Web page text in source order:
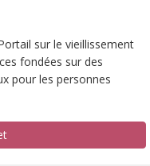
sur le vieillissement
fondées sur des
pour les personnes